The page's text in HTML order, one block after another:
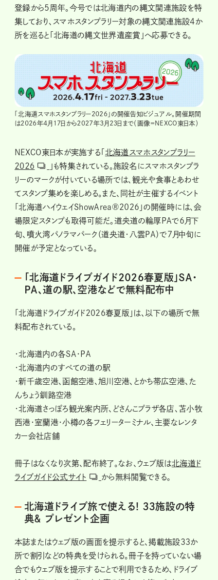
登録から5周年。今号では北海道内の縄文関連施設を特
集しており、スマホスタンプラリー対象の縄文関連施設4か
所を巡ると「北海道の縄文世界遺産賞」へ応募できる。
「北海道スマホスタンプラリー2026」の開催告知ビジュアル。開催期間
は2026年4月17日から2027年3月23日まで（画像＝NEXCO東日本）
NEXCO東日本が実施する「 北海道スマホスタンプラリー
2026
」も特集されている。施設名にスマホスタンプラ
リーのマークが付いている場所では、観光や食事とあわせ
てスタンプ集めを楽しめる。また、同社が主催するイベント
「北海道ハイウェイShowArea®2026」の開催時には、会
場限定スタンプも取得可能だ。道央道の輪厚PAで6月下
旬、噴火湾パノラマパーク（道央道・八雲PA）で7月中旬に
開催が予定となっている。
「北海道ドライブガイド2026春夏版」SA・
PA、道の駅、空港などで無料配布中
「北海道ドライブガイド2026春夏版」は、以下の場所で無
料配布されている。
・北海道内の各SA・PA
・北海道内のすべての道の駅
・新千歳空港、函館空港、旭川空港、とかち帯広空港、た
んちょう釧路空港
・北海道さっぽろ観光案内所、どさんこプラザ各店、苫小牧
西港・室蘭港・小樽の各フェリーターミナル、主要なレンタ
カー会社店舗
冊子はなくなり次第、配布終了。なお、ウェブ版は北海道ド
ライブガイド公式サイト
から無料閲覧できる。
北海道ドライブ旅で使える! 33施設の特
典& プレゼント企画
本誌またはウェブ版の画面を提示すると、掲載施設33か
所で割引などの特典を受けられる。冊子を持っていない場
合でもウェブ版を提示することで利用できるため、ドライブ